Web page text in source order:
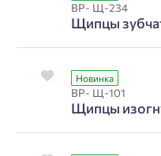
ВР- Щ-234
Щипцы
Новинка
ВР- Щ-101
Щипцы